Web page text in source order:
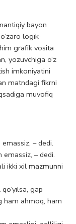
bayon
logik-
grafik vosita
yozuvchiga o‘z
imkoniyatini
matndagi fikrni
muvofiq
– dedi.
– dedi.
ikki xil mazmunni
gap
ham ahmoq, ham